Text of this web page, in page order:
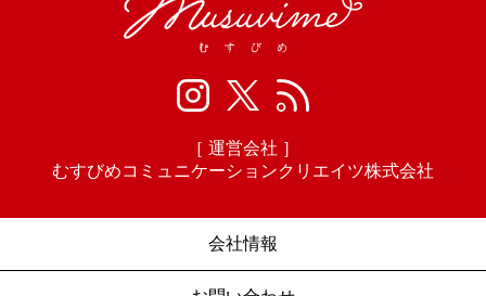
［ 運営会社 ］
むすびめコミュニケーションクリエイツ株式会社
会社情報